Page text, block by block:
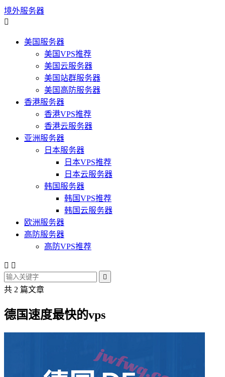
境外服务器

美国服务器
美国VPS推荐
美国云服务器
美国站群服务器
美国高防服务器
香港服务器
香港VPS推荐
香港云服务器
亚洲服务器
日本服务器
日本VPS推荐
日本云服务器
韩国服务器
韩国VPS推荐
韩国云服务器
欧洲服务器
高防服务器
高防VPS推荐
 

共 2 篇文章
德国速度最快的vps